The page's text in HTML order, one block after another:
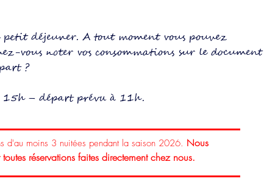
petit déjeuner. A tout moment vous pouvez
vous noter vos consommations sur le document
?
15h – départ prévu à 11h.
d'au moins 3 nuitées pendant la saison 2026. Nous
réservations faites directement chez nous.